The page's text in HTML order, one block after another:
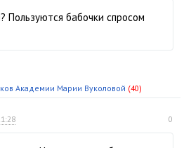
Пользуются бабочки спросом
Академии Марии Вуколовой (40)
0